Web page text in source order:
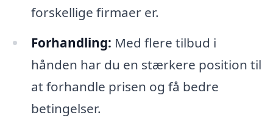
forskellige firmaer er.
Forhandling: Med flere tilbud i
hånden har du en stærkere position til
at forhandle prisen og få bedre
betingelser.